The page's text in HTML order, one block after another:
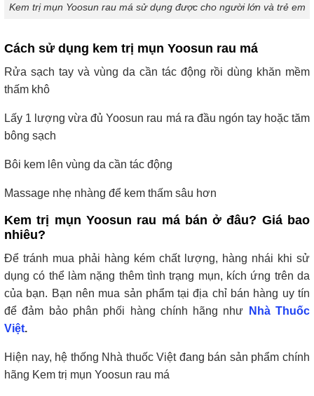
Kem trị mụn Yoosun rau má sử dụng được cho người lớn và trẻ em
Cách sử dụng kem trị mụn Yoosun rau má
Rửa sạch tay và vùng da cần tác động rồi dùng khăn mềm
thấm khô
Lấy 1 lượng vừa đủ Yoosun rau má ra đầu ngón tay hoặc tăm
bông sạch
Bôi kem lên vùng da cần tác động
Massage nhẹ nhàng để kem thấm sâu hơn
Kem trị mụn Yoosun rau má bán ở đâu? Giá bao
nhiêu?
Để tránh mua phải hàng kém chất lượng, hàng nhái khi sử
dụng có thể làm nặng thêm tình trạng mụn, kích ứng trên da
của bạn. Bạn nên mua sản phẩm tại địa chỉ bán hàng uy tín
để đảm bảo phân phối hàng chính hãng như
Nhà Thuốc
Việt.
Hiện nay, hệ thống Nhà thuốc Việt đang bán sản phẩm chính
hãng Kem trị mụn Yoosun rau má